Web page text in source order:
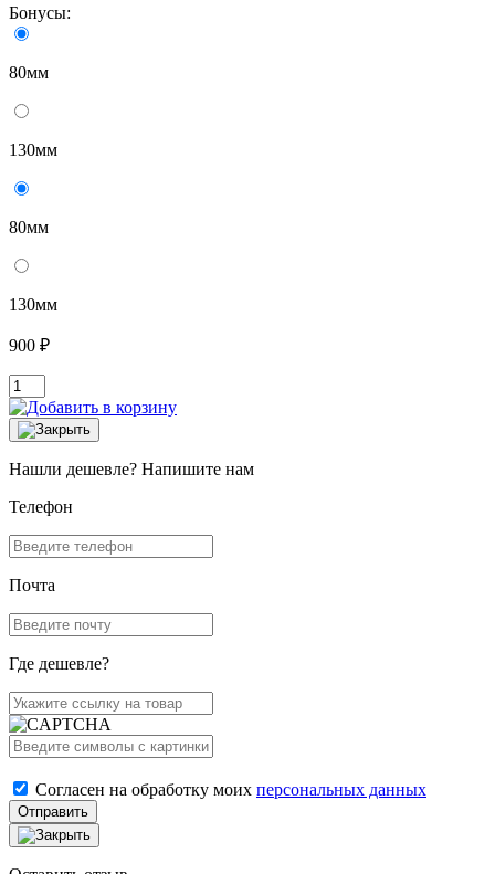
Бонусы:
80мм
130мм
80мм
130мм
900 ₽
Нашли дешевле? Напишите нам
Телефон
Почта
Где дешевле?
Согласен на обработку моих персональных данных
Отправить